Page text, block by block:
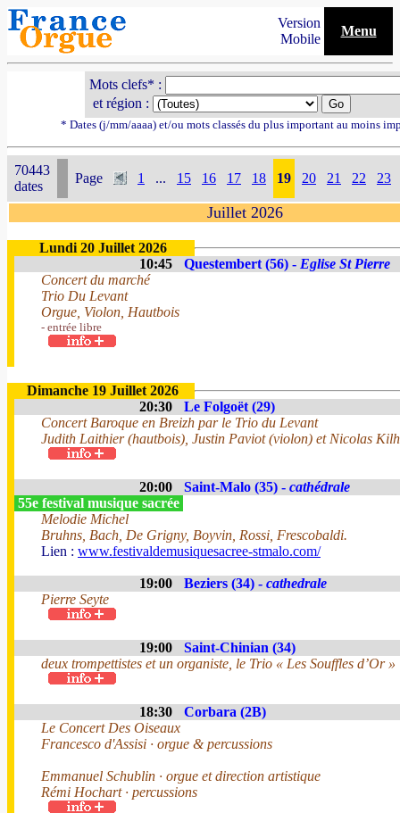
Version
Mobile
Menu
Mots clefs* :
et région :
* Dates (j/mm/aaaa) et/ou mots classés du plus important au moins
70443
dates
Page 1 ... 15 16 17 18 19 20 21 22 23
Juillet 2026
Lundi 20 Juillet 2026
10:45
Questembert (56) - Eglise St Pierre
Concert du marché
Trio Du Levant
Orgue, Violon, Hautbois
- entrée libre
Dimanche 19 Juillet 2026
20:30
Le Folgoët (29)
Concert Baroque en Breizh par le Trio du Levant
Judith Laithier (hautbois), Justin Paviot (violon) et Nicolas
20:00 Saint-Malo (35) - cathédrale
55e festival musique sacrée
Melodie Michel
Bruhns, Bach, De Grigny, Boyvin, Rossi, Frescobaldi.
Lien : www.festivaldemusiquesacree-stmalo.com/
19:00 Beziers (34) - cathedrale
Pierre Seyte
19:00
Saint-Chinian (34)
deux trompettistes et un organiste, le Trio « Les Souffles d’Or »
18:30
Corbara (2B)
Le Concert Des Oiseaux
Francesco d'Assisi · orgue & percussions
Emmanuel Schublin · orgue et direction artistique
Rémi Hochart · percussions